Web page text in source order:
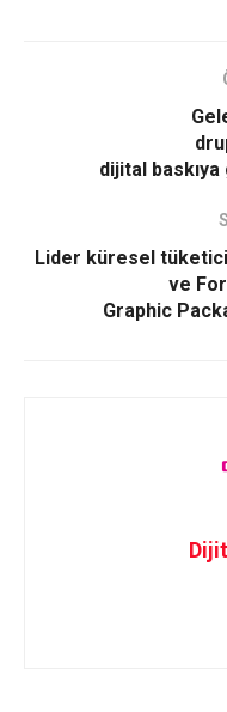
dijital
Lider küresel tüketici
ve
Graphic